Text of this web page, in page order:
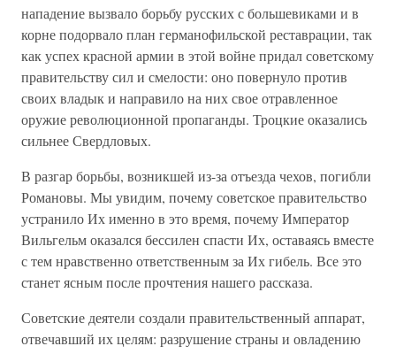
нападение вызвало борьбу русских с большевиками и в
корне подорвало план германофильской реставрации, так
как успех красной армии в этой войне придал советскому
правительству сил и смелости: оно повернуло против
своих владык и направило на них свое отравленное
оружие революционной пропаганды. Троцкие оказались
сильнее Свердловых.
В разгар борьбы, возникшей из-за отъезда чехов, погибли
Романовы. Мы увидим, почему советское правительство
устранило Их именно в это время, почему Император
Вильгельм оказался бессилен спасти Их, оставаясь вместе
с тем нравственно ответственным за Их гибель. Все это
станет ясным после прочтения нашего рассказа.
Советские деятели создали правительственный аппарат,
отвечавший их целям: разрушение страны и овладению